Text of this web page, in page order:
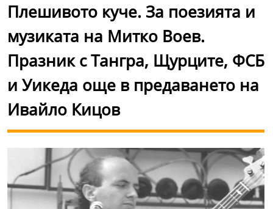
Плешивото куче. За поезията и
музиката на Митко Воев.
Празник с Тангра, Щурците, ФСБ
и Уикеда още в предаването на
Ивайло Кицов